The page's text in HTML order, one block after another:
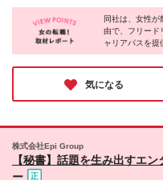
あるため、
います♪ ※学歴
方を歓迎し
じる方 ★エ
ある方 ★話
新規事業や
の多い環境
向きに挑戦
業立ち上げ
32万円～でのスタ
づくりや新
SNS・エン
ャリアを♪》
同社は、女性
由で、フリード
ャリアパスを提
ベートでも仲が
る環境です。成
気になる
株式会社Epi Group
【秘書】話題を生み出すエ
ー